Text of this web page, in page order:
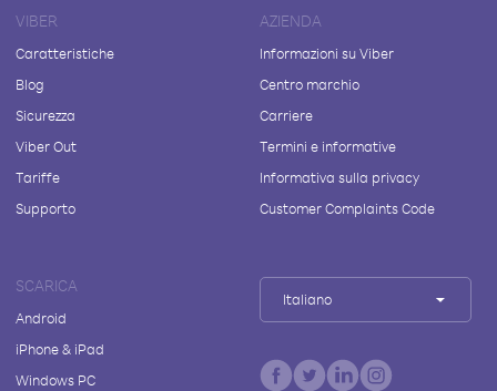
VIBER
Caratteristiche
Blog
Sicurezza
Viber Out
Tariffe
Supporto
AZIENDA
Informazioni su Viber
Centro marchio
Carriere
Termini e informative
Informativa sulla privacy
Customer Complaints Code
SCARICA
Android
iPhone & iPad
Windows PC
Italiano